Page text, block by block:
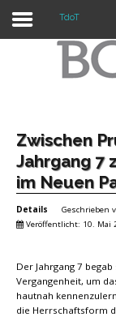
Warning:
Home
Profil
Termine
Mitwirkung
TdoT
Zwischen
Jahrgang 7
im Neuen
Details Geschrieben
Veröffentlicht: 10. Mai
Der Jahrgang 7
Vergangenheit, um
hautnah
die Herrschaftsform